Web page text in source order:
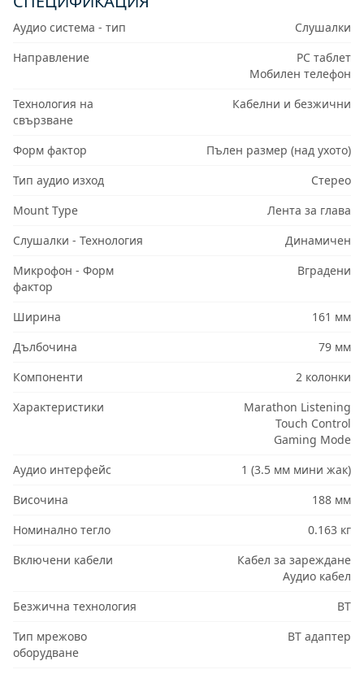
Аудио система - тип
Слушалки
Направление
PC таблет
Мобилен телефон
Технология на
свързване
Кабелни и безжични
Форм фактор
Пълен размер (над ухото)
Тип аудио изход
Стерео
Mount Type
Лента за глава
Слушалки - Технология
Динамичен
Микрофон - Форм
фактор
Вградени
Ширина
161 мм
Дълбочина
79 мм
Компоненти
2 колонки
Характеристики
Marathon Listening
Touch Control
Gaming Mode
Аудио интерфейс
1 (3.5 мм мини жак)
Височина
188 мм
Номинално тегло
0.163 кг
Включени кабели
Кабел за зареждане
Аудио кабел
Безжична технология
BT
Тип мрежово
оборудване
BT адаптер